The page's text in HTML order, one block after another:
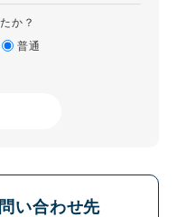
か？
普通
い合わせ先